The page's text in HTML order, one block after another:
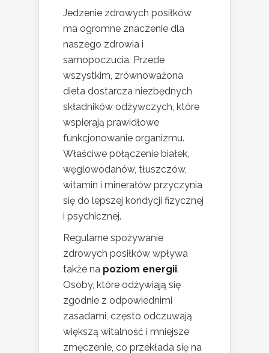
Jedzenie zdrowych posiłków
ma ogromne znaczenie dla
naszego zdrowia i
samopoczucia. Przede
wszystkim, zrównoważona
dieta dostarcza niezbędnych
składników odżywczych, które
wspierają prawidłowe
funkcjonowanie organizmu.
Właściwe połączenie białek,
węglowodanów, tłuszczów,
witamin i minerałów przyczynia
się do lepszej kondycji fizycznej
i psychicznej.
Regularne spożywanie
zdrowych posiłków wpływa
także na poziom energii.
Osoby, które odżywiają się
zgodnie z odpowiednimi
zasadami, często odczuwają
większą witalność i mniejsze
zmęczenie, co przekłada się na